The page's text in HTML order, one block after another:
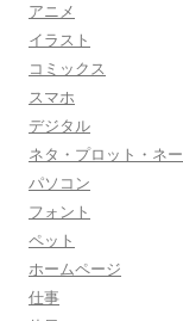
アニメ
イラスト
コミックス
スマホ
デジタル
ネタ・プロット・ネ
パソコン
フォント
ペット
ホームページ
仕事